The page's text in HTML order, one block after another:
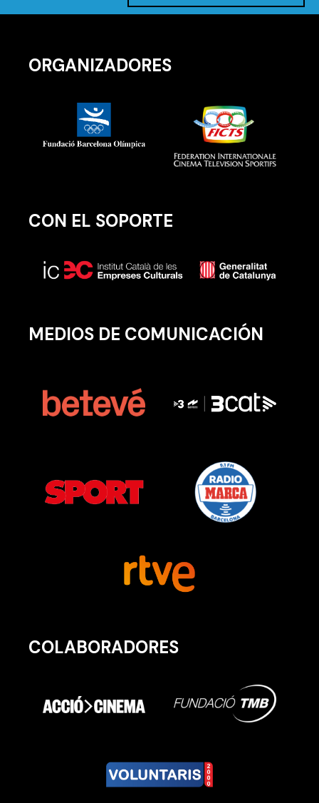
ORGANIZADORES
CON EL SOPORTE
MEDIOS DE COMUNICACIÓN
COLABORADORES